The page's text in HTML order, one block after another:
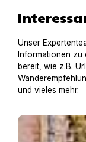
Unser
Informationen zu
bereit, wie z.B.
und vieles mehr.
Hausboot mit